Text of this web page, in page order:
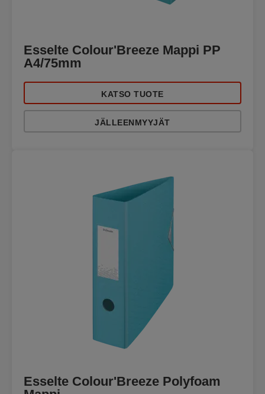
Esselte Colour'Breeze Mappi PP
A4/75mm
KATSO TUOTE
JÄLLEENMYYJÄT
Esselte Colour'Breeze Polyfoam